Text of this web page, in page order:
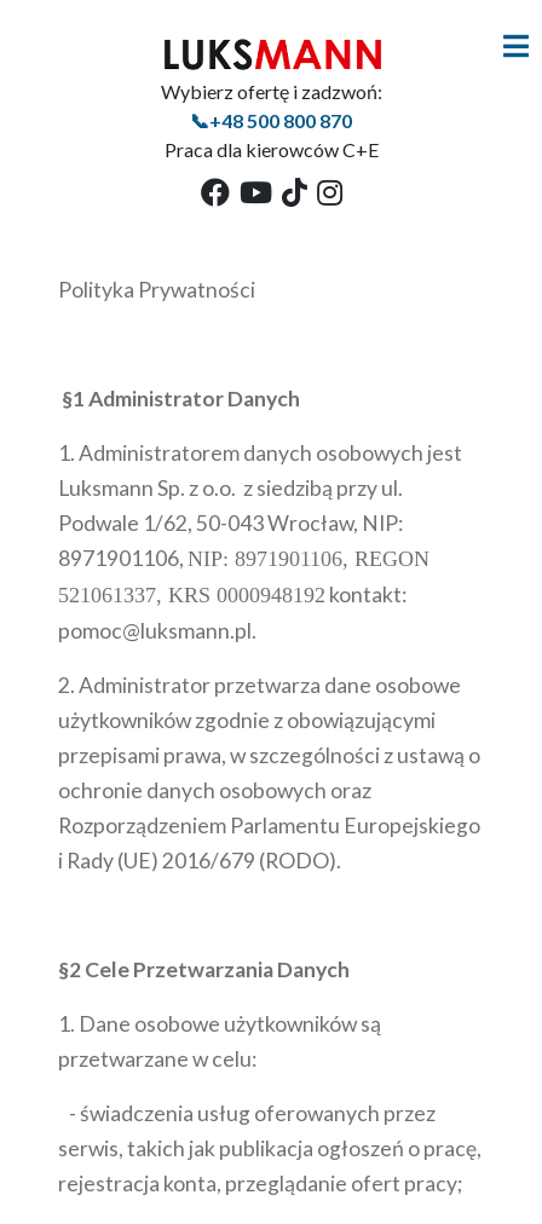
Wybierz ofertę i zadzwoń:
📞+48 500 800 870
Praca dla kierowców C+E
Polityka Prywatności
§1 Administrator Danych
1. Administratorem danych osobowych jest
Luksmann Sp. z o.o. z siedzibą przy ul.
Podwale 1/62, 50-043 Wrocław, NIP:
8971901106, NIP: 8971901106, REGON
521061337, KRS 0000948192 kontakt:
pomoc@luksmann.pl.
2. Administrator przetwarza dane osobowe
użytkowników zgodnie z obowiązującymi
przepisami prawa, w szczególności z ustawą o
ochronie danych osobowych oraz
Rozporządzeniem Parlamentu Europejskiego
i Rady (UE) 2016/679 (RODO).
§2 Cele Przetwarzania Danych
1. Dane osobowe użytkowników są
przetwarzane w celu:
- świadczenia usług oferowanych przez
serwis, takich jak publikacja ogłoszeń o pracę,
rejestracja konta, przeglądanie ofert pracy;